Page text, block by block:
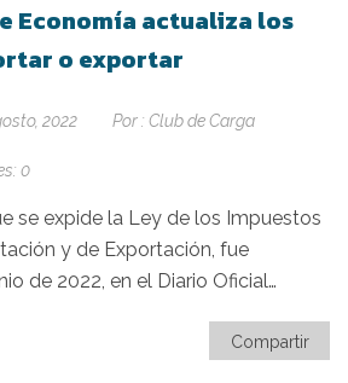
Economía actualiza los
o exportar
2022 Por : Club de Carga
0
se expide la Ley de los Impuestos
y de Exportación, fue
de 2022, en el Diario Oficial…
Compartir